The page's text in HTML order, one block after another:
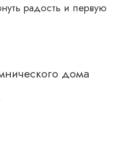
радость и первую
дома